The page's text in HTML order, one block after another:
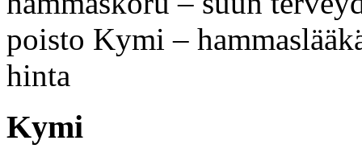
poisto Kymi –
hinta
Kymi